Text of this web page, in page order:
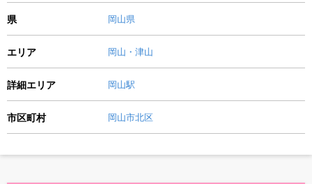
県 岡山県
エリア 岡山・津山
詳細エリア 岡山駅
市区町村 岡山市北区